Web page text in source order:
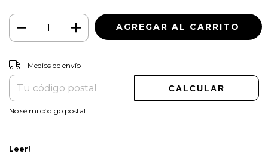
Entregas para el CP:
Medios de envío
CALCULAR
No sé mi código postal
Leer!